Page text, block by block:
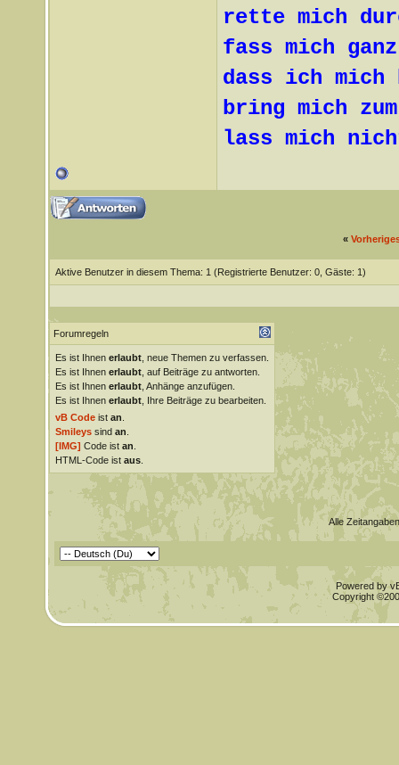
rette mich
fass mich
dass ich mich
bring mich
lass mich
«
Aktive Benutzer in diesem Thema: 1 (Registrierte Benutzer: 0, Gäste: 1)
Forumregeln
Es ist Ihnen erlaubt, neue Themen zu verfassen.
Es ist Ihnen erlaubt, auf Beiträge zu antworten.
Es ist Ihnen erlaubt, Anhänge anzufügen.
Es ist Ihnen erlaubt, Ihre Beiträge zu bearbeiten.
vB Codeist an
Smileyssind an
[IMG] Code ist an
HTML-Code ist aus.
Alle
Powered by
Copyright